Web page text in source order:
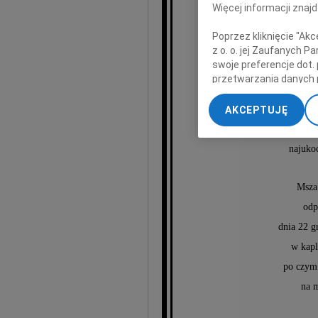
dnia 22
w
po
na
Więcej informacji
Poprzez kliknięcie
z o. o. jej Zaufanych
swoje preferencje dot.
przetwarzania danych
„Ustawienia
My, nasi Zaufani
dokładnych danych
Przechowywanie
AKCEPTUJĘ